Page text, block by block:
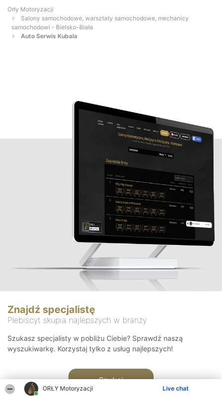
ORŁY Motoryzacji Live chat
Orły Motoryzacji
Salony samochodowe, warsztaty samochodowe, mechanicy
samochodowi - Bielsko-Biała
Auto Serwis Kubala
Znajdź specjalistę
Plebiscyt skupia najlepszych w branży
Szukasz specjalisty w pobliżu Ciebie? Sprawdź naszą
wyszukiwarkę. Korzystaj tylko z usług najlepszych!
Szukaj